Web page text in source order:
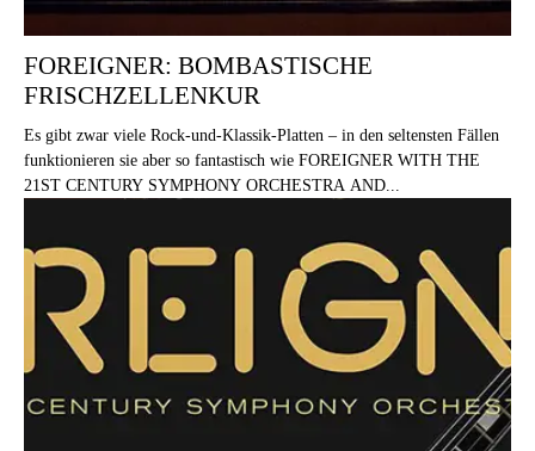
FOREIGNER: BOMBASTISCHE
FRISCHZELLENKUR
Es gibt zwar viele Rock-und-Klassik-Platten – in den seltensten Fällen
funktionieren sie aber so fantastisch wie FOREIGNER WITH THE
21ST CENTURY SYMPHONY ORCHESTRA AND...